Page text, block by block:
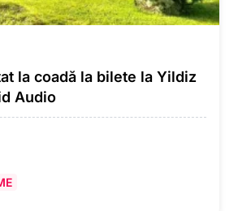
la coadă la bilete la Yildiz
Audio